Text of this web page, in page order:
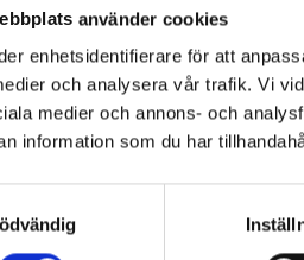
använder cookies
enhetsidentifierare för att
och analysera vår trafik. Vi
medier och annons- och
information som du har